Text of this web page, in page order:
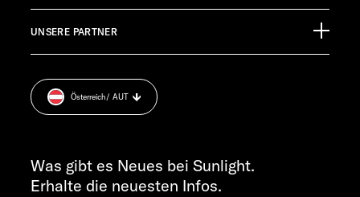
TECHNISCHER KUNDENDIENST
service@service.sunlight.de
MO-DO 7:30 – 12:00 UND 13:00 – 16:00 UHR
FR 7:30 – 12:00 UHR
info@sunlight.de
Anschlussgarantie
Impressum
Sicherheitshinweis
Cookie Consent
UNSERE PARTNER
Was gibt es Neues bei Sunlight.
Erhalte die neuesten Infos.
Österreich/ AUT